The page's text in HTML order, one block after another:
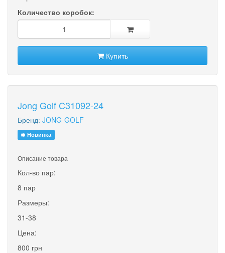
Количество коробок:
Купить
Jong Golf C31092-24
Бренд: JONG-GOLF
Новинка
Описание товара
Кол-во пар:
8 пар
Размеры:
31-38
Цена:
800 грн